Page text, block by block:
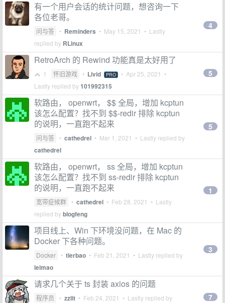
有一个用户会话的统计问题，想咨询一下
各位老哥。
问与答 • Reminders • May 15, 2021 • Lastly
replied by RLinux
4
RetroArch 的 Rewind 功能真是太好用了
1 怀旧游戏 • Livid PRO • Apr 25, 2021 •
Lastly replied by101992315
5
软路由， openwrt， $$ 全局，增加 kcptun
该怎么配置？找不到 $$-redir 排除 kcptun
的说明，一直跑不起来
问与答 • cathedrel • Mar 1, 2021 • Lastly replied by
cathedrel
5
软路由， openwrt， ss 全局，增加 kcptun
该怎么配置？找不到 ss-redir 排除 kcptun
的说明，一直跑不起来
宽带症候群 • cathedrel • Feb 28, 2021 • Lastly
replied byblogfeng
1
项目线上、Win 下环境没问题，在 Mac 的
Docker 下各种问题。
Docker • tlerbao • Feb 21, 2021 • Lastly replied by
leimao
3
请求几个关于 ts 封装 axios 的问题
程序员 • zzlit • Feb 24, 2021 • Lastly replied by 7